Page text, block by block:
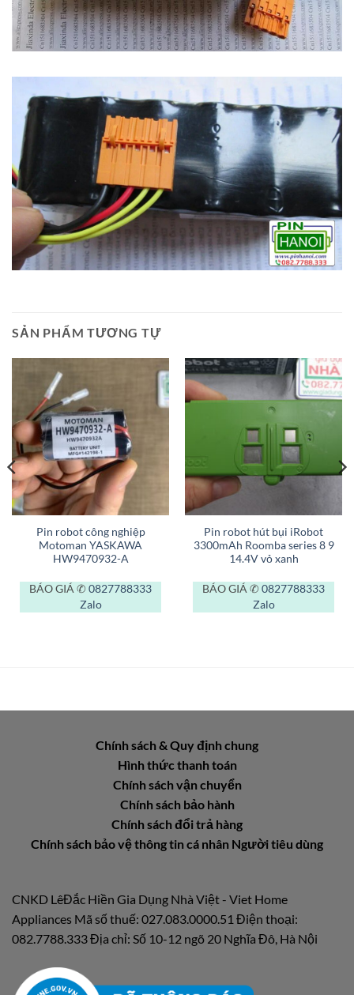
SẢN PHẨM TƯƠNG TỰ
Pin robot công nghiệp
Motoman YASKAWA
HW9470932-A
BÁO GIÁ ✆ 0827788333
Zalo
Pin robot hút bụi iRobot
3300mAh Roomba series 8 9
14.4V vỏ xanh
BÁO GIÁ ✆ 0827788333
Zalo
Chính sách & Quy định chung
Hình thức thanh toán
Chính sách vận chuyển
Chính sách bảo hành
Chính sách đổi trả hàng
Chính sách bảo vệ thông tin cá nhân Người tiêu dùng
CNKD LêĐắc Hiền Gia Dụng Nhà Việt - Viet Home
Appliances Mã số thuế: 027.083.0000.51 Điện thoại:
082.7788.333 Địa chỉ: Số 10-12 ngõ 20 Nghĩa Đô, Hà Nội